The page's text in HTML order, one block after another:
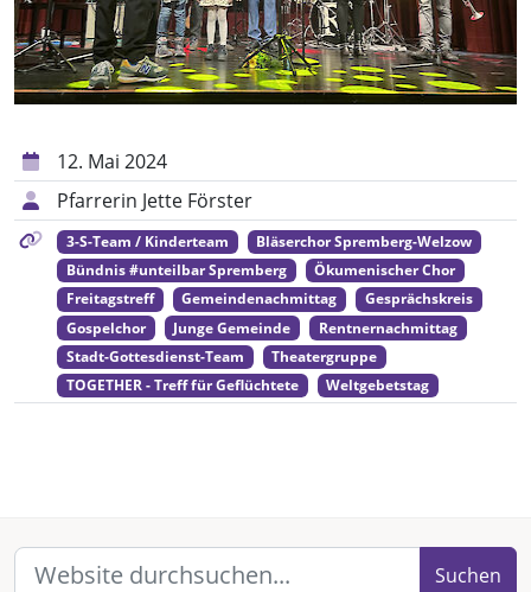
12. Mai 2024
Pfarrerin Jette Förster
3-S-Team / Kinderteam
Bläserchor Spremberg-Welzow
Bündnis #unteilbar Spremberg
Ökumenischer Chor
Freitagstreff
Gemeindenachmittag
Gesprächskreis
Gospelchor
Junge Gemeinde
Rentnernachmittag
Stadt-Gottesdienst-Team
Theatergruppe
TOGETHER - Treff für Geflüchtete
Weltgebetstag
Suchen